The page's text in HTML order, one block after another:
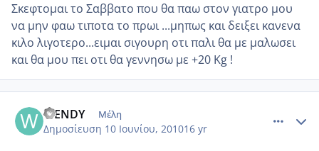
Σκεφτομαι το Σαββατο που θα παω στον γιατρο μου
να μην φαω τιποτα το πρωι ...μηπως και δειξει κανενα
κιλο λιγοτερο...ειμαι σιγουρη οτι παλι θα με μαλωσει
και θα μου πει οτι θα γεννησω με +20 Kg !
WENDY Μέλη
Δημοσίευση 10 Ιουνίου, 201016 yr